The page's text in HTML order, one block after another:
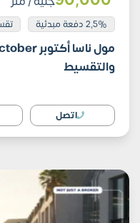
2,5% دفعة مبدئية
والتقسيط
اتصل